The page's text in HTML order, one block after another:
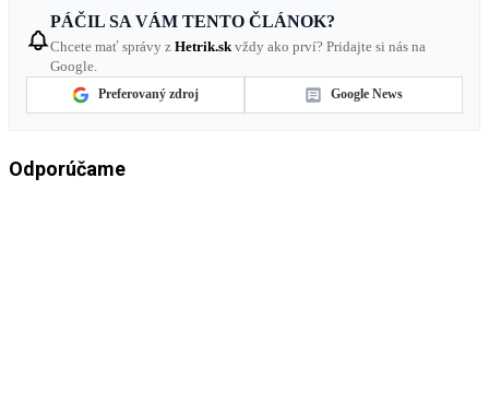
PÁČIL SA VÁM TENTO ČLÁNOK?
Chcete mať správy z Hetrik.sk vždy ako prví? Pridajte si nás na
Google.
Preferovaný zdroj Google News
Odporúčame